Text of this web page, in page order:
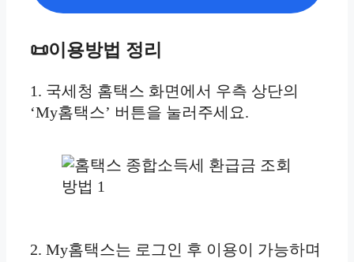
📜이용방법 정리
1. 국세청 홈택스 화면에서 우측 상단의
‘My홈택스’ 버튼을 눌러주세요.
2. My홈택스는 로그인 후 이용이 가능하며